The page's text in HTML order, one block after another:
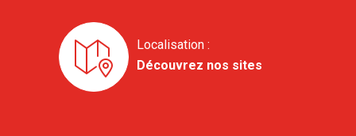
Localisation :
Découvrez nos sites